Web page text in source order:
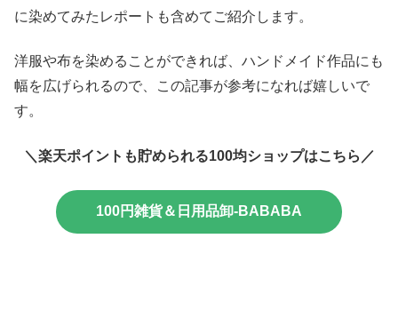
に染めてみたレポートも含めてご紹介します。
洋服や布を染めることができれば、ハンドメイド作品にも
幅を広げられるので、この記事が参考になれば嬉しいで
す。
＼楽天ポイントも貯められる100均ショップはこちら／
100円雑貨＆日用品卸-BABABA